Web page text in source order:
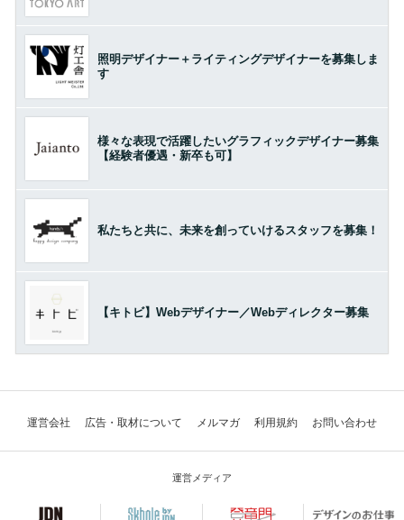
照明デザイナー＋ライティングデザイナーを募集しま
す
様々な表現で活躍したいグラフィックデザイナー募集
【経験者優遇・新卒も可】
私たちと共に、未来を創っていけるスタッフを募集！
【キトビ】Webデザイナー／Webディレクター募集
運営会社 広告・取材について メルマガ 利用規約 お問い合わせ
運営メディア